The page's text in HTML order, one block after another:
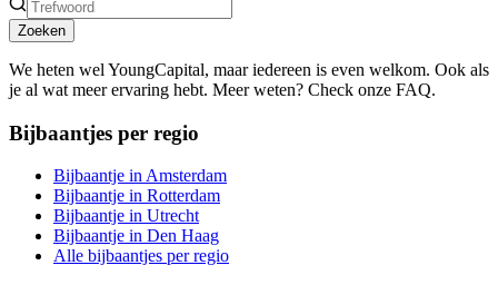
Zoeken
We heten wel YoungCapital, maar iedereen is even welkom. Ook als
je al wat meer ervaring hebt. Meer weten? Check onze FAQ.
Bijbaantjes per regio
Bijbaantje in Amsterdam
Bijbaantje in Rotterdam
Bijbaantje in Utrecht
Bijbaantje in Den Haag
Alle bijbaantjes per regio